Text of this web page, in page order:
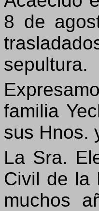
8 de
sepultura.
familia
sus Hnos.
La Sra.
Civil de la
muchos